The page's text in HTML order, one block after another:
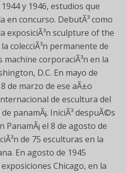
y 1946, estudios que
en concurso. DebutÃ³ como
exposiciÃ³n sculpture of the
colecciÃ³n permanente de
corporaciÃ³n en la
D.C. En mayo de
de marzo de ese aÃ±o
de escultura del
panamÃ¡. IniciÃ³ despuÃ©s
el 8 de agosto de
de 75 esculturas en la
En agosto de 1945
Chicago, en la